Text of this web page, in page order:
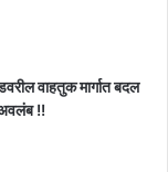
वाहतुक मार्गात बदल
अवलंब !!